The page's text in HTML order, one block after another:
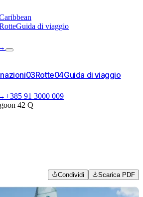
Guida di viaggio
03Rotte04Guida di viaggio
+385 91 3000 009
42 Q
Condividi Scarica PDF